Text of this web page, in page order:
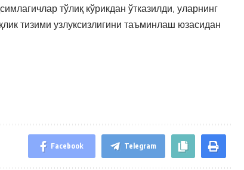
тўлиқ кўрикдан ўтказилди, уларнинг
тизими узлуксизлигини таъминлаш юзасидан
Facebook Telegram